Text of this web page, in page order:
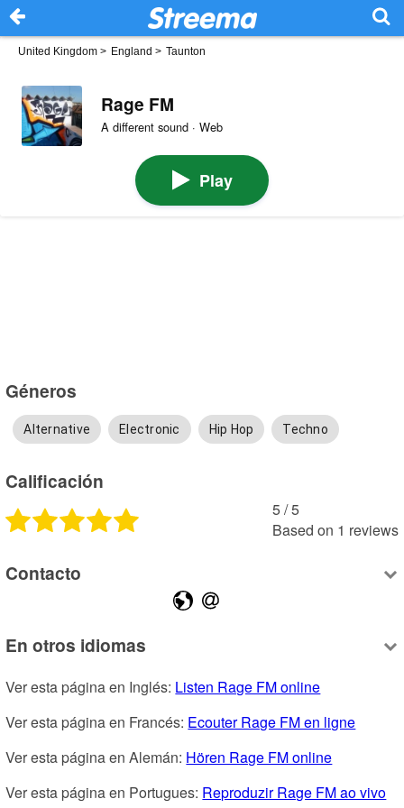
United Kingdom > England > Taunton
Rage FM
A different sound · Web
Play
Géneros
Alternative Electronic Hip Hop Techno
Calificación
5 /5
Based on 1 reviews
Contacto
En otros idiomas
Ver esta página en Inglés: Listen Rage FM online
Ver esta página en Francés: Ecouter Rage FM en ligne
Ver esta página en Alemán: Hören Rage FM online
Ver esta página en Portugues: Reproduzir Rage FM ao vivo